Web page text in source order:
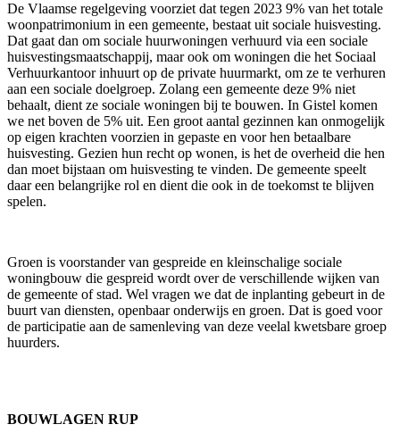
De Vlaamse regelgeving voorziet dat tegen 2023 9% van het totale
woonpatrimonium in een gemeente, bestaat uit sociale huisvesting.
Dat gaat dan om sociale huurwoningen verhuurd via een sociale
huisvestingsmaatschappij, maar ook om woningen die het Sociaal
Verhuurkantoor inhuurt op de private huurmarkt, om ze te verhuren
aan een sociale doelgroep. Zolang een gemeente deze 9% niet
behaalt, dient ze sociale woningen bij te bouwen. In Gistel komen
we net boven de 5% uit. Een groot aantal gezinnen kan onmogelijk
op eigen krachten voorzien in gepaste en voor hen betaalbare
huisvesting. Gezien hun recht op wonen, is het de overheid die hen
dan moet bijstaan om huisvesting te vinden. De gemeente speelt
daar een belangrijke rol en dient die ook in de toekomst te blijven
spelen.
Groen is voorstander van gespreide en kleinschalige sociale
woningbouw die gespreid wordt over de verschillende wijken van
de gemeente of stad. Wel vragen we dat de inplanting gebeurt in de
buurt van diensten, openbaar onderwijs en groen. Dat is goed voor
de participatie aan de samenleving van deze veelal kwetsbare groep
huurders.
BOUWLAGEN RUP